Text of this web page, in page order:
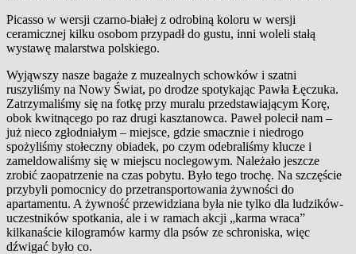
Picasso w wersji czarno-białej z odrobiną koloru w wersji
ceramicznej kilku osobom przypadł do gustu, inni woleli stałą
wystawę malarstwa polskiego.
Wyjąwszy nasze bagaże z muzealnych schowków i szatni
ruszyliśmy na Nowy Świat, po drodze spotykając Pawła Łęczuka.
Zatrzymaliśmy się na fotkę przy muralu przedstawiającym Korę,
obok kwitnącego po raz drugi kasztanowca. Paweł polecił nam –
już nieco zgłodniałym – miejsce, gdzie smacznie i niedrogo
spożyliśmy stołeczny obiadek, po czym odebraliśmy klucze i
zameldowaliśmy się w miejscu noclegowym. Należało jeszcze
zrobić zaopatrzenie na czas pobytu. Było tego trochę. Na szczęście
przybyli pomocnicy do przetransportowania żywności do
apartamentu. A żywność przewidziana była nie tylko dla ludzików-
uczestników spotkania, ale i w ramach akcji „karma wraca”
kilkanaście kilogramów karmy dla psów ze schroniska, więc
dźwigać było co.